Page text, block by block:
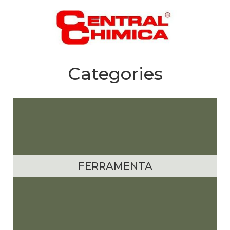
Categories
FERRAMENTA